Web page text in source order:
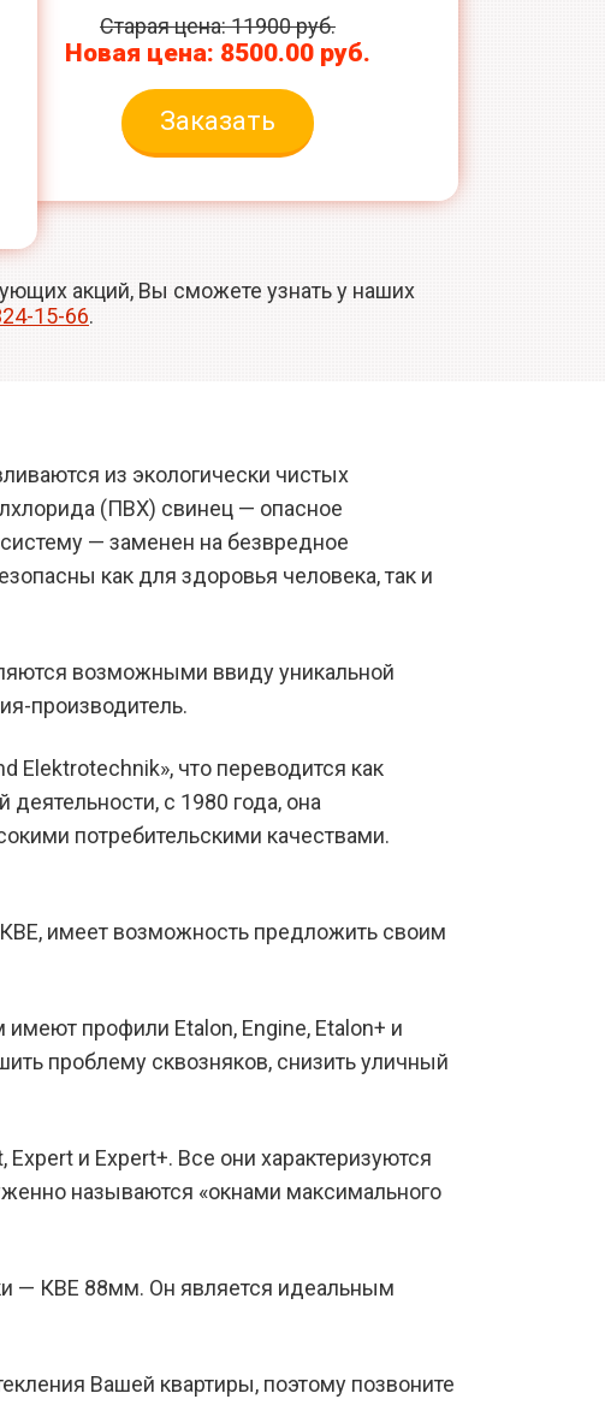
Старая цена: 11900 руб.
Новая цена: 8500.00 руб.
Заказать
акций, Вы сможете узнать у наших
15-66.
из экологически чистых
(ПВХ) свинец — опасное
— заменен на безвредное
как для здоровья человека, так и
возможными ввиду уникальной
производитель.
Elektrotechnik», что переводится как
деятельности, с 1980 года, она
потребительскими качествами.
имеет возможность предложить своим
профили Etalon, Engine, Etalon+ и
проблему сквозняков, снизить уличный
и Expert+. Все они характеризуются
называются «окнами максимального
— КВЕ 88мм. Он является идеальным
Вашей квартиры, поэтому позвоните